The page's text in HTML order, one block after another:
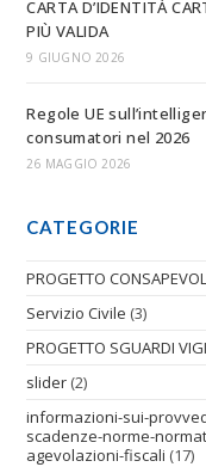
CARTA D’IDENTITÀ
PIÙ VALIDA
9 GIUGNO 2026
Regole UE
consumatori nel 2026
26 MAGGIO 2026
CATEGORIE
PROGETTO
Servizio Civile (3)
PROGETTO SGUARDI
slider (2)
informazioni-sui-
scadenze-norme-
agevolazioni-fiscali (17)